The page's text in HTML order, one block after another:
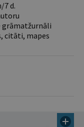
7 d.
grāmatžurnāli
citāti, mapes